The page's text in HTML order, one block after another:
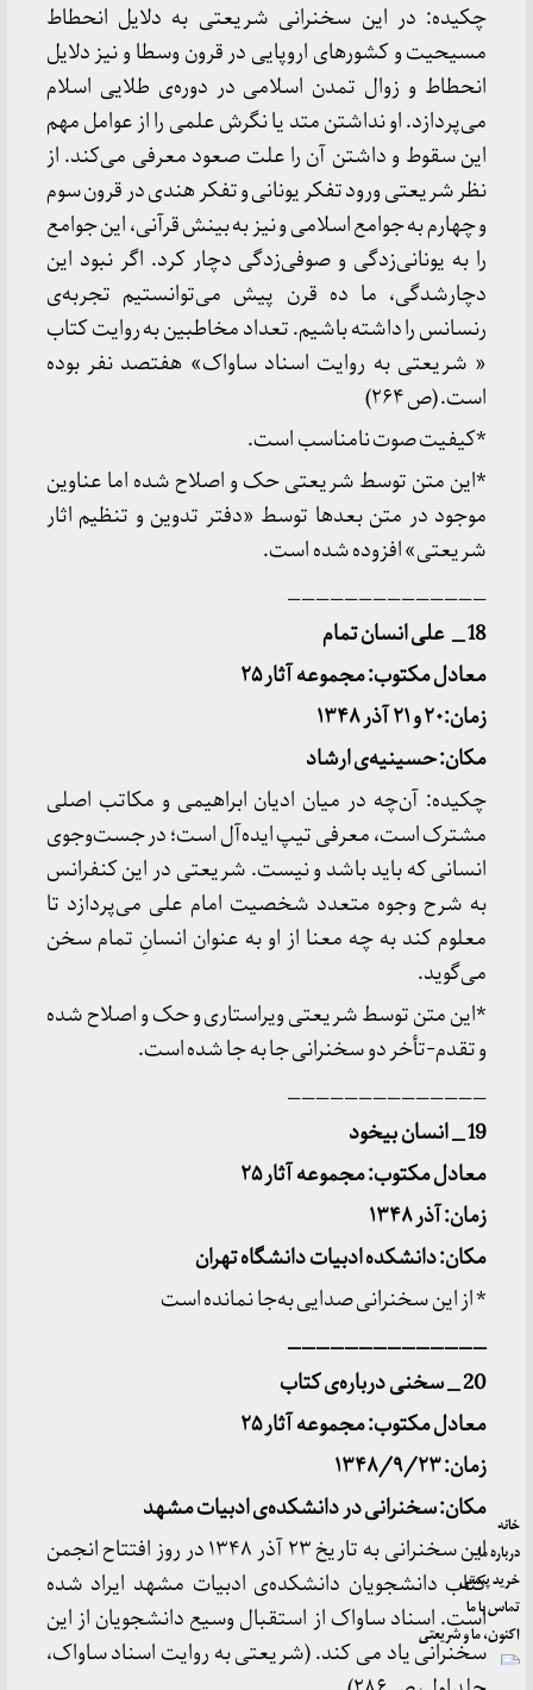
چکیده: در این سخنرانی شریعتی به دلایل انحطاط
مسیحیت و کشورهای اروپایی در قرون وسطا و نیز دلایل
انحطاط و زوال تمدن اسلامی در دوره‌ی طلایی اسلام
می‌پردازد. او نداشتن متد یا نگرش علمی را از عوامل مهم
این سقوط و داشتن آن را علت صعود معرفی می‌کند. از
نظر شریعتی ورود تفکر یونانی و تفکر هندی در قرون سوم
و چهارم به جوامع اسلامی و نیز به بینش قرآنی، این جوامع
را به یونانی‌زدگی و صوفی‌زدگی دچار کرد. اگر نبود این
دچارشدگی، ما ده قرن پیش می‌توانستیم تجربه‌ی
رنسانس را داشته باشیم. تعداد مخاطبین به روایت کتاب
« شریعتی به روایت اسناد ساواک» هفتصد نفر بوده
است. (ص ۲۶۴)
*کیفیت صوت نامناسب است.
*این متن توسط شریعتی حک و اصلاح شده اما عناوین
موجود در متن بعدها توسط «دفتر تدوین و تنظیم اثار
شریعتی» افزوده شده است.
______________
18 _ علی انسان تمام
معادل مکتوب: مجموعه آثار ۲۵
زمان:۲۰ و ۲۱ آذر ۱۳۴۸
مکان: حسینیهی ارشاد
چکیده: آن‌چه در میان ادیان ابراهیمی و مکاتب اصلی
مشترک است، معرفی تیپ ایده‌آل است؛ در جست‌وجوی
انسانی که باید باشد و نیست. شریعتی در این کنفرانس
به شرح وجوه متعدد شخصیت امام علی می‌پردازد تا
معلوم کند به چه معنا از او به عنوان انسانِ تمام سخن
می‌گوید.
*این متن توسط شریعتی ویراستاری و حک و اصلاح شده
و تقدم-تأخر دو سخنرانی جا به جا شده است.
______________
19 _ انسان بیخود
معادل مکتوب: مجموعه آثار ۲۵
زمان: آذر ۱۳۴۸
مکان: دانشکده ادبیات دانشگاه تهران
* از این سخنرانی صدایی به‌جا نمانده است
______________
20 _ سخنی درباره
ی کتاب
معادل مکتوب: مجموعه آثار ۲۵
زمان: ۱۳۴۸/۹/۲۳
مکان: سخنرانی در دانشکدهی ادبیات مشهد
این سخنرانی به تاریخ ۲۳ آذر ۱۳۴۸ در روز افتتاح انجمن
كتاب دانشجویان دانشكده‌ی ادبیات مشهد ایراد شده
است. اسناد ساواک از استقبال وسیع دانشجویان از این
سخنرانی یاد می کند. (شریعتی به روایت اسناد ساواک،
خانه
درباره ما
خرید پستی
تماس با ما
اکنون، ما و شریعتی